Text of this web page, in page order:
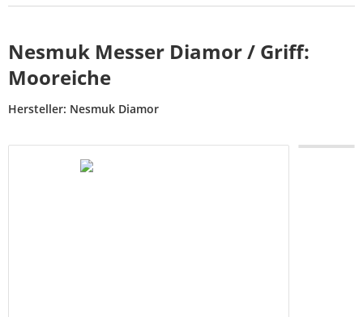
Nesmuk Messer Diamor / Griff:
Mooreiche
Hersteller: Nesmuk Diamor